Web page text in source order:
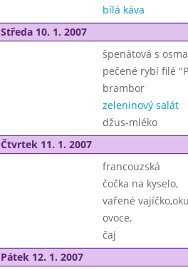
bílá káva
Středa 10. 1. 2007
špenátová s
pečené rybí filé
brambor
zeleninový salát
džus-mléko
Čtvrtek 11. 1. 2007
francouzská
čočka na kyselo,
vařené
ovoce,
čaj
Pátek 12. 1. 2007